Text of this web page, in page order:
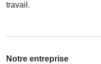
travail.
Notre entreprise